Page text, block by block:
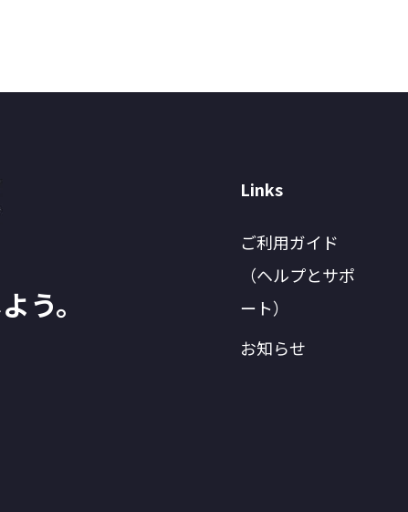
う。
Links
ご利用ガイド
（ヘルプとサポ
ート）
お知らせ